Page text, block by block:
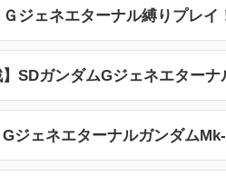
Ｇジェネエターナル縛りプレイ
】SDガンダムGジェネエター
Gジェネエターナルガンダム